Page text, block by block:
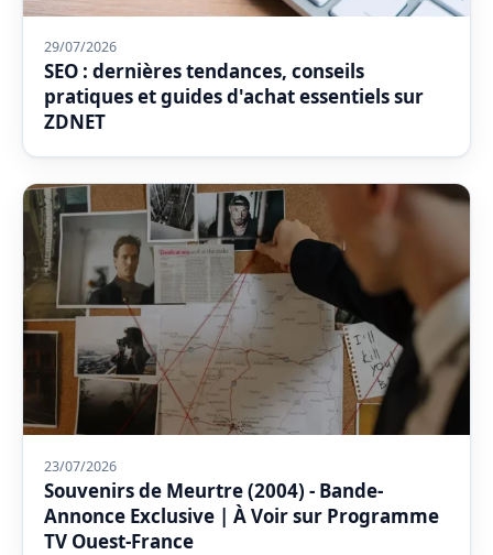
29/07/2026
SEO : dernières tendances, conseils
pratiques et guides d'achat essentiels sur
ZDNET
23/07/2026
Souvenirs de Meurtre (2004) - Bande-
Annonce Exclusive | À Voir sur Programme
TV Ouest-France